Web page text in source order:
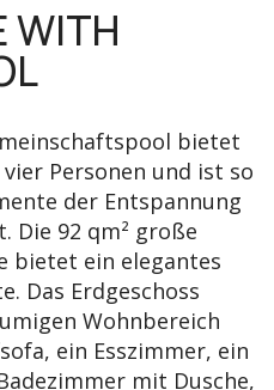
WITH
bietet
Personen und ist so
der Entspannung
Die 92 qm² große
bietet ein elegantes
Das Erdgeschoss
Wohnbereich
ein Esszimmer, ein
mit Dusche,